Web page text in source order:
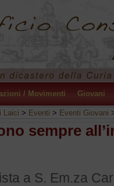
/ Movimenti Giovani
Laici > Eventi > Eventi Giovani
sempre
a S. Em.za